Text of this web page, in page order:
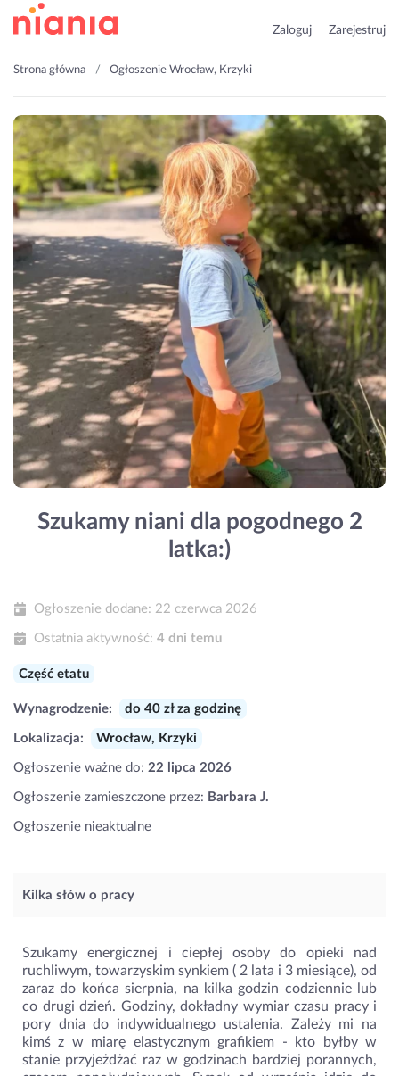
Zaloguj Zarejestruj
Strona główna Ogłoszenie Wrocław, Krzyki
Szukamy niani dla pogodnego 2
latka:)
Ogłoszenie dodane: 22 czerwca 2026
Ostatnia aktywność: 4 dni temu
Część etatu
Wynagrodzenie: do 40 zł za godzinę
Lokalizacja: Wrocław, Krzyki
Ogłoszenie ważne do: 22 lipca 2026
Ogłoszenie zamieszczone przez: Barbara J.
Ogłoszenie nieaktualne
Kilka słów o pracy
Szukamy energicznej i ciepłej osoby do opieki nad
ruchliwym, towarzyskim synkiem ( 2 lata i 3 miesiące), od
zaraz do końca sierpnia, na kilka godzin codziennie lub
co drugi dzień. Godziny, dokładny wymiar czasu pracy i
pory dnia do indywidualnego ustalenia. Zależy mi na
kimś z w miarę elastycznym grafikiem - kto byłby w
stanie przyjeżdżać raz w godzinach bardziej porannych,